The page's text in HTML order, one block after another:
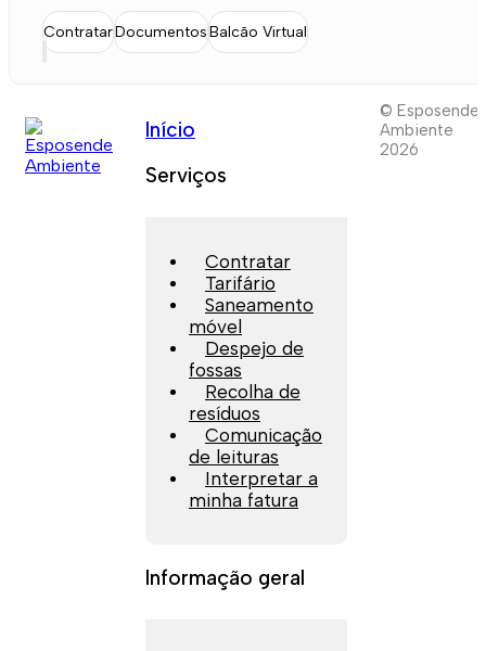
ContratarDocumentosBalcão Virtual
Início
Serviços
Contratar
Tarifário
Saneamento
móvel
Despejo de
fossas
Recolha de
resíduos
Comunicação
de leituras
Interpretar a
minha fatura
Informação geral
© Esposende
Ambiente
2026